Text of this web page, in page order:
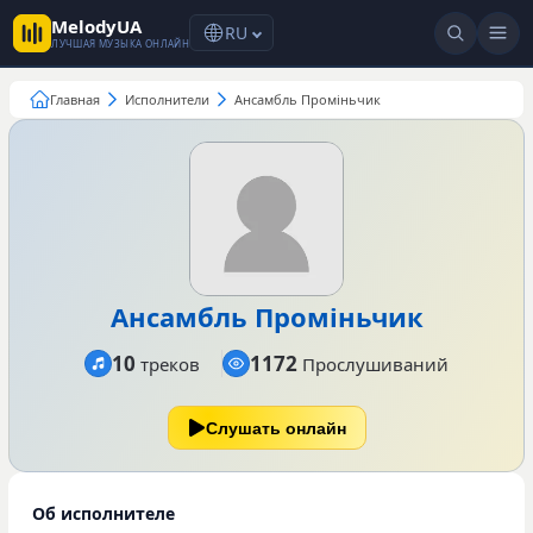
MelodyUA
ЛУЧШАЯ МУЗЫКА ОНЛАЙН RU
Главная Исполнители Ансамбль Проміньчик
Ансамбль Проміньчик
10 треков 1172 Прослушиваний
Слушать онлайн
Об исполнителе